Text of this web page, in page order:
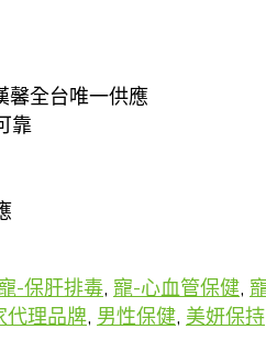
馨全台唯一供應
靠
-保肝排毒, 寵-心血管保健,
代理品牌, 男性保健, 美妍保持